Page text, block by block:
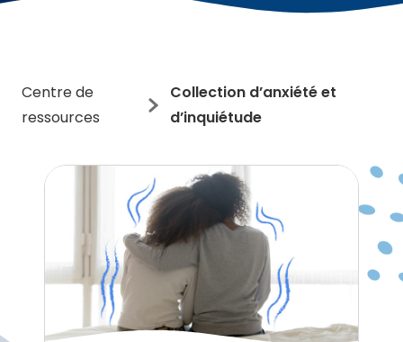
Centre de
ressources
Collection d’anxiété et
d’inquiétude